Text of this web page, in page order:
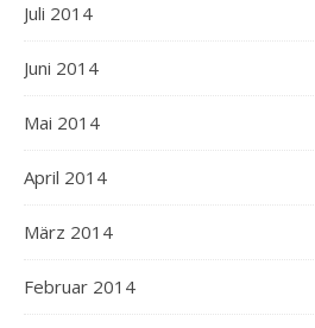
Juli 2014
Juni 2014
Mai 2014
April 2014
März 2014
Februar 2014